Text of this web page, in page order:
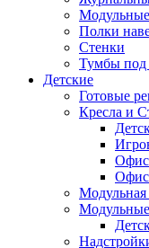
Полки
Стенки
Тумбы под
Детские
Готовые
Кресла и